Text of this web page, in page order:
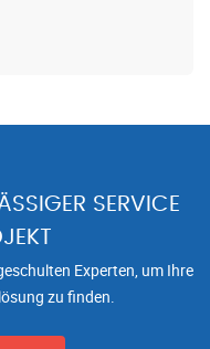
SERVICE
Experten, um Ihre
zu finden.